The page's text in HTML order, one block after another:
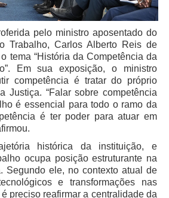
e conciliação – Cejusc 1º e 2º
e Requisições de
pelo ministro aposentado do
Trabalho, Carlos Alberto Reis de
tema “História da Competência da
Em sua exposição, o ministro
competência é tratar do próprio
Justiça. “Falar sobre competência
é essencial para todo o ramo da
é ter poder para atuar em
histórica da instituição, e
ocupa posição estruturante na
Segundo ele, no contexto atual de
e transformações nas
preciso reafirmar a centralidade da